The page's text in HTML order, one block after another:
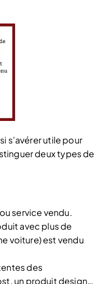
s’avérer utile pour
deux types de
service vendu.
avec plus de
voiture) est vendu
des
un produit design…